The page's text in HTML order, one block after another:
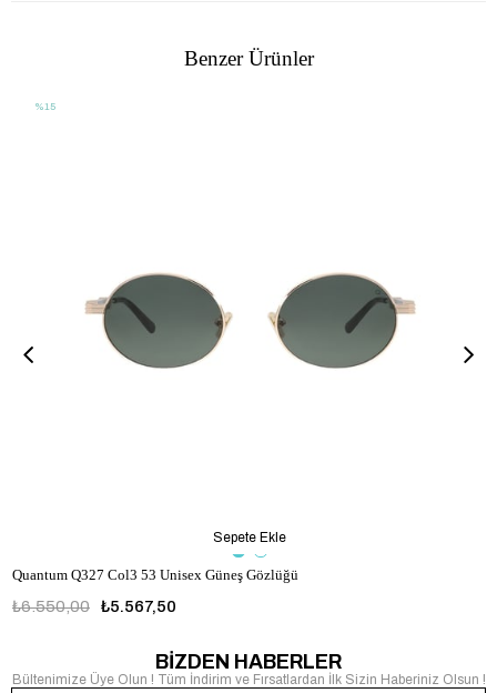
Benzer Ürünler
Quantum Q327 Col3 53 Unisex Güneş Gözlüğü
₺5.567,50
₺6.550,00
Sepete Ekle
%15
BİZDEN HABERLER
Bültenimize Üye Olun ! Tüm İndirim ve Fırsatlardan İlk Sizin Haberiniz Olsun !